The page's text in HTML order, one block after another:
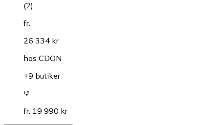
(2)
fr.
26 334 kr
hos CDON
+9 butiker
fr. 19 990 kr